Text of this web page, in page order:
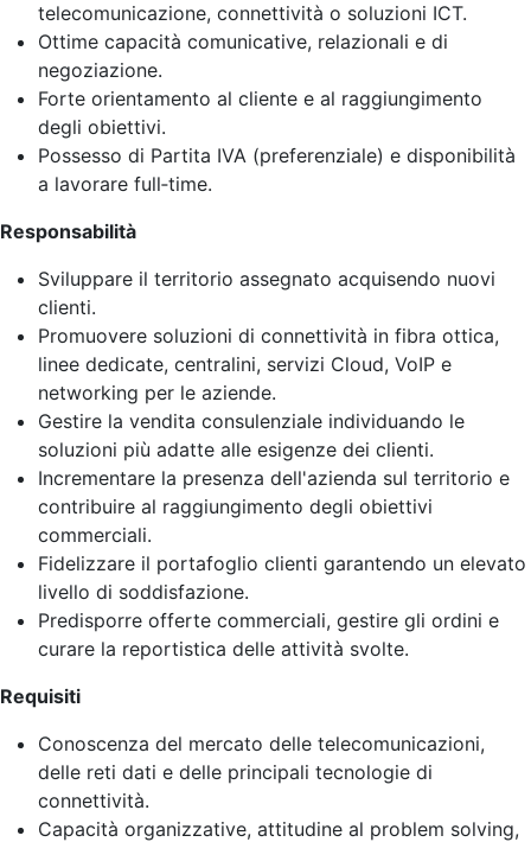
telecomunicazione, connettività o soluzioni ICT.
Ottime capacità comunicative, relazionali e di
negoziazione.
Forte orientamento al cliente e al raggiungimento
degli obiettivi.
Possesso di Partita IVA (preferenziale) e disponibilità
a lavorare full‑time.
Responsabilità
Sviluppare il territorio assegnato acquisendo nuovi
clienti.
Promuovere soluzioni di connettività in fibra ottica,
linee dedicate, centralini, servizi Cloud, VoIP e
networking per le aziende.
Gestire la vendita consulenziale individuando le
soluzioni più adatte alle esigenze dei clienti.
Incrementare la presenza dell'azienda sul territorio e
contribuire al raggiungimento degli obiettivi
commerciali.
Fidelizzare il portafoglio clienti garantendo un elevato
livello di soddisfazione.
Predisporre offerte commerciali, gestire gli ordini e
curare la reportistica delle attività svolte.
Requisiti
Conoscenza del mercato delle telecomunicazioni,
delle reti dati e delle principali tecnologie di
connettività.
Capacità organizzative, attitudine al problem solving,